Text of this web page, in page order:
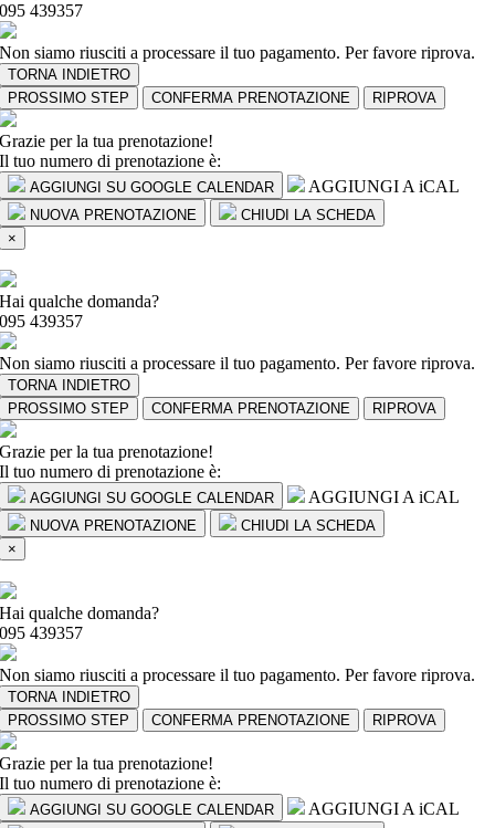
095 439357
Non siamo riusciti a processare il tuo pagamento. Per favore riprova.
TORNA INDIETRO
PROSSIMO STEP
CONFERMA PRENOTAZIONE RIPROVA
Grazie per la tua prenotazione!
Il tuo numero di prenotazione è:
AGGIUNGI SU GOOGLE CALENDAR AGGIUNGI A iCAL
NUOVA PRENOTAZIONE
CHIUDI LA SCHEDA
×
Hai qualche domanda?
095 439357
Non siamo riusciti a processare il tuo pagamento. Per favore riprova.
TORNA INDIETRO
PROSSIMO STEP
CONFERMA PRENOTAZIONE RIPROVA
Grazie per la tua prenotazione!
Il tuo numero di prenotazione è:
AGGIUNGI SU GOOGLE CALENDAR AGGIUNGI A iCAL
NUOVA PRENOTAZIONE
CHIUDI LA SCHEDA
×
Hai qualche domanda?
095 439357
Non siamo riusciti a processare il tuo pagamento. Per favore riprova.
TORNA INDIETRO
PROSSIMO STEP
CONFERMA PRENOTAZIONE RIPROVA
Grazie per la tua prenotazione!
Il tuo numero di prenotazione è:
AGGIUNGI SU GOOGLE CALENDAR AGGIUNGI A iCAL